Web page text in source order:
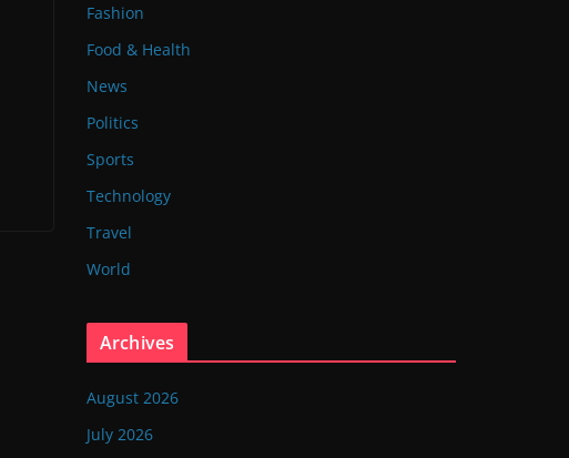
Fashion
Food & Health
News
Politics
Sports
Technology
Travel
World
Archives
August 2026
July 2026